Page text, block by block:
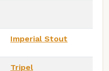
Imperial Stout
Tripel